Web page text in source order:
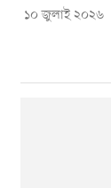
১০ জুলাই ২০২৬